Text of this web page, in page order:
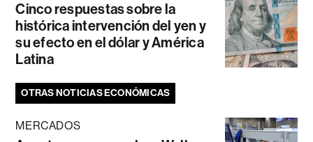
Cinco respuestas sobre la
histórica intervención del yen y
su efecto en el dólar y América
Latina
OTRAS NOTICIAS ECONÓMICAS
MERCADOS